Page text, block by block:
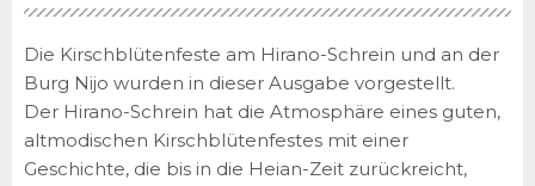
Die Kirschblütenfeste am Hirano-Schrein und an der
Burg Nijo wurden in dieser Ausgabe vorgestellt.
Der Hirano-Schrein hat die Atmosphäre eines guten,
altmodischen Kirschblütenfestes mit einer
Geschichte, die bis in die Heian-Zeit zurückreicht,